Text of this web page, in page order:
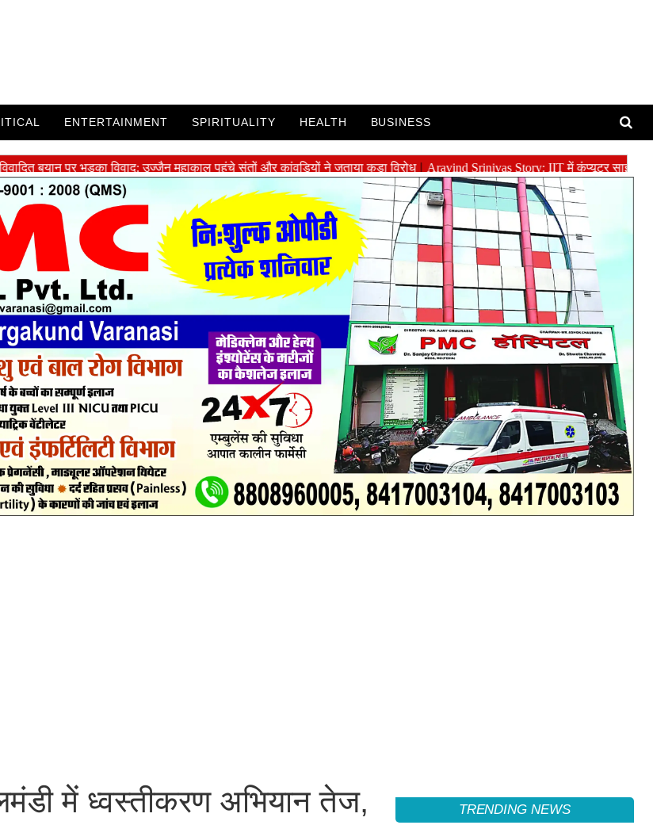
ENTERTAINMENT SPIRITUALITY HEALTH BUSINESS
में ध्वस्तीकरण अभियान तेज,
TRENDING NEWS